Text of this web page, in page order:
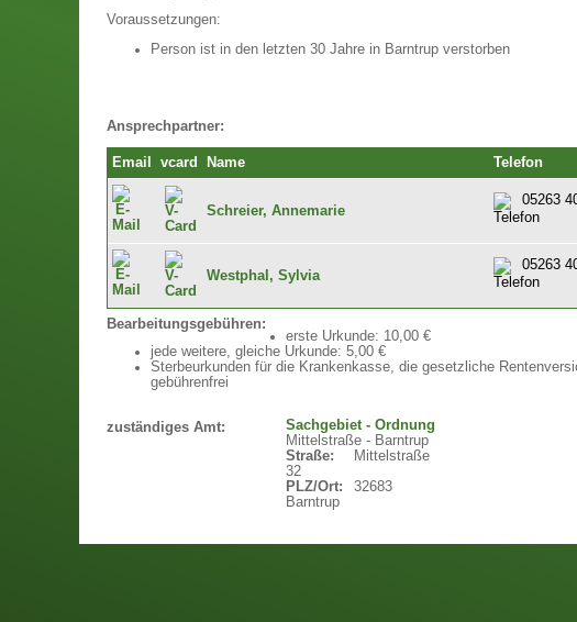
Voraussetzungen:
Person ist in den letzten 30 Jahre in Barntrup verstorben
Ansprechpartner:
Email vcard Name Telefon
Schreier, Annemarie
05263
Westphal, Sylvia
05263
Bearbeitungsgebühren:
erste Urkunde: 10,00 €
jede weitere, gleiche Urkunde: 5,00 €
Sterbeurkunden für die Krankenkasse, die gesetzliche
gebührenfrei
zuständiges Amt:
Sachgebiet - Ordnung
Mittelstraße - Barntrup
Straße:
Mittelstraße
32
PLZ/Ort:
32683
Barntrup